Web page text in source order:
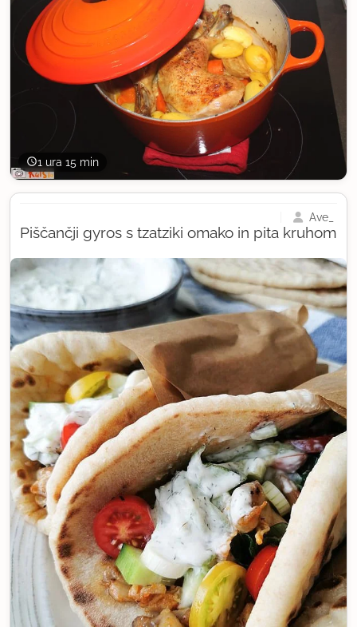
1 ura 15 min
Piščančji gyros s tzatziki omako in pita kruhom
Ave_